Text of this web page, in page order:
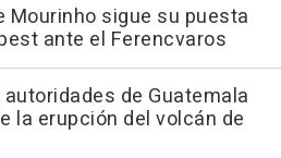
Mourinho sigue su puesta
ante el Ferencvaros
de Guatemala
la erupción del volcán de